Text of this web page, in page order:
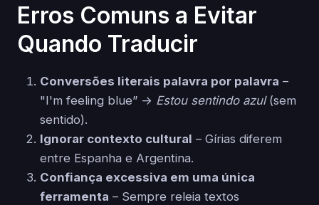
Erros Comuns a Evitar
Quando Traducir
Conversões literais palavra por palavra –
"I'm feeling blue” → Estou sentindo azul(sem
sentido).
Ignorar contexto cultural – Gírias diferem
entre Espanha e Argentina.
Confiança excessiva em uma única
ferramenta – Sempre releia textos